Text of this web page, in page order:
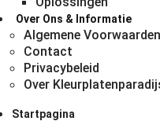
Over Ons & Informatie
Algemene Voorwaarden
Contact
Privacybeleid
Over
Startpagina